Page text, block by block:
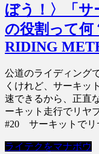
ぼう！〉「サ
の役割って
RIDING
公道のライディング
くけれど、サーキッ
速できるから、正直
ーキット走行でリヤ
#20 サーキットで
ライテクをマナボウ